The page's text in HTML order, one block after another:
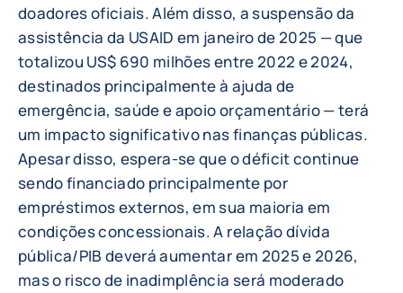
doadores oficiais. Além disso, a suspensão da
assistência da USAID em janeiro de 2025 — que
totalizou US$ 690 milhões entre 2022 e 2024,
destinados principalmente à ajuda de
emergência, saúde e apoio orçamentário — terá
um impacto significativo nas finanças públicas.
Apesar disso, espera-se que o déficit continue
sendo financiado principalmente por
empréstimos externos, em sua maioria em
condições concessionais. A relação dívida
pública/PIB deverá aumentar em 2025 e 2026,
mas o risco de inadimplência será moderado